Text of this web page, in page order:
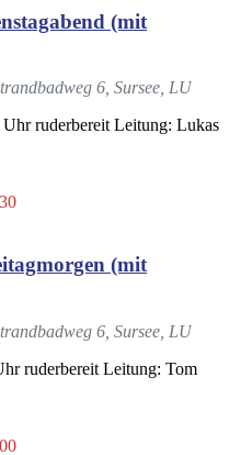
(mit
6, Sursee, LU
ruderbereit Leitung: Lukas
(mit
6, Sursee, LU
ruderbereit Leitung: Tom